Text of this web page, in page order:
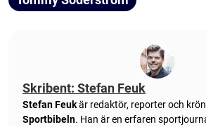
Skribent: Stefan Feuk
Stefan Feukär redaktör, reporter och
Sportbibeln. Han är en erfaren